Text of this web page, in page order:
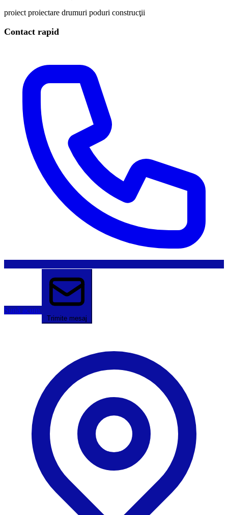
proiect proiectare drumuri poduri construcţii
Contact rapid
Sună acum
Trimite mesaj